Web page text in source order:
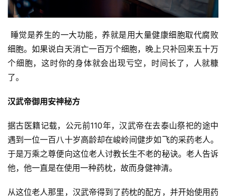
睡觉是养生的一大功能，养就是用大量健康细胞取代腐败
细胞。如果说白天消亡一百万个细胞，晚上只补回来五十万
个细胞，这时你的身体就会出现亏空，时间长了，人就糠
了。
汉武帝御用安神秘方
据古医籍记载，公元前110年，汉武帝在去泰山祭祀的途中
遇到一位一百八十岁高龄却在峻岭间健步如飞的采药老人。
于是万乘之尊便向这位老人讨教长生不老的秘诀。老人告诉
他，他一直是在使用一种药枕，故而身健神清。
从这位老人那里，汉武帝得到了药枕的配方，并开始使用药